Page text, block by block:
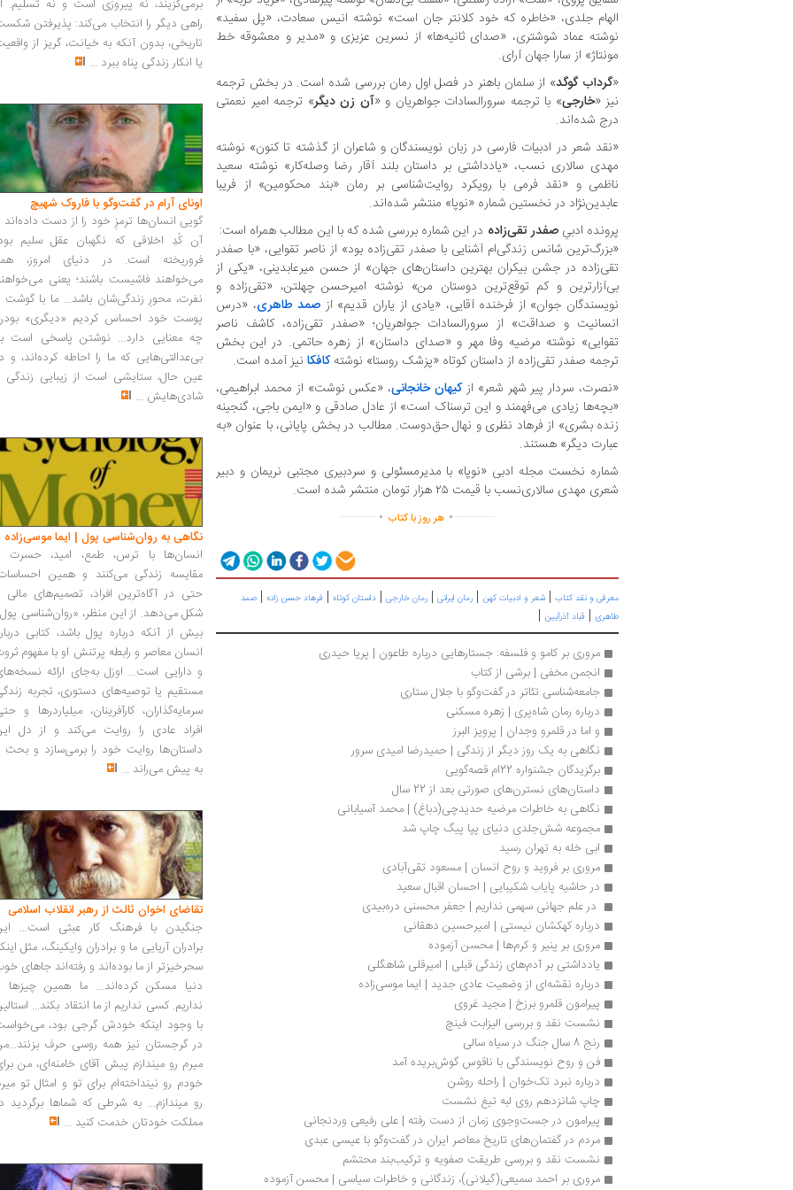
الهام جلدی، «خاطره که خود کلانتر جان است» نوشته انیس سعادت، «پل سفید»
نوشته عماد شوشتری، «صدای ثانیه‌ها» از نسرین عزیزی و «مدیر و معشوقه‌ خط
مونتاژ» از سارا جهان آرای.
«گرداب گوگد» از سلمان باهنر در فصل اول رمان بررسی شده است. در بخش ترجمه
نیز «خارجی» با ترجمه سرورالسادات جواهریان و «آن زن دیگر» ترجمه امیر نعمتی
درج شده‌اند.
«نقد شعر در ادبیات فارسی در زبان نویسندگان و شاعران از گذشته تا کنون» نوشته
مهدی سالاری نسب، «یادداشتی بر داستان بلند آقار رضا وصله‌کار» نوشته سعید
ناظمی و «نقد فرمی با رویکرد روایت‌شناسی بر رمان «بند محکومین» از فریبا
عابدین‌نژاد در نخستین شماره «نوپا» منتشر شده‌اند.
پرونده ادبیِصفدر تقی‌زاده در این شماره بررسی شده که با این مطالب همراه است:
«بزرگ‌ترین شانس زندگی‌ام آشنایی با صفدر تقی‌زاده بود» از ناصر تقوایی، «با صفدر
تقی‌زاده در جشن بیکران بهترین داستان‌های جهان» از حسن میرعابدینی، «یکی از
بی‌آزارترین و کم توقع‌ترین دوستان من» نوشته امیرحسن چهلتن، «تقی‌زاده و
نویسندگان جوان» از فرخنده آقایی، «یادی از یاران قدیم» از صمد طاهری، «درس
انسانیت و صداقت» از سرورالسادات جواهریان؛ «صفدر تقی‌زاده، کاشف ناصر
تقوایی» نوشته مرضیه وفا مهر و «صدای داستان» از زهره حاتمی. در این بخش
ترجمه صفدر تقی‌زاده از داستان کوتاه «پزشک روستا» نوشته کافکا نیز آمده است.
«نصرت، سردار پیر شهر شعر» از کیهان خانجانی، «عکس نوشت» از محمد ابراهیمی،
«بچه‌ها زیادی می‌فهمند و این ترسناک است» از عادل صادقی و «ایمن باجی، گنجینه
زنده بشری» از فرهاد نظری و نهال حق‌دوست. مطالب در بخش پایانی، با عنوان «به
عبارت دیگر» هستند.
شماره نخست مجله ادبی «نوپا» با مدیرمسئولی و سردبیری مجتبی نریمان و دبیر
شعری مهدی سالاری‌نسب با قیمت ۲۵ هزار تومان منتشر شده است.
...............
.هر روز با کتاب .
..............
معرفی و نقد کتاب | شعر و ادبیات کهن | رمان ایرانی | رمان خارجی | داستان کوتاه | فرهاد حسن زاده | صمد
طاهری | قباد آذرآیین |
مروری بر کامو و فلسفه: جستارهایی درباره طاعون | پریا حیدری
انجمن مخفی | برشی از کتاب
جامعه‌شناسی تئاتر در گفت‌وگو با جلال ستاری
درباره رمان شاه‌پری | زهره مسکنی
و اما در قلمرو وجدان | پرویز البرز
نگاهی به یک روز دیگر از زندگی | حمیدرضا امیدی سرور
برگزیدگان جشنواره 22ام قصه‌گویی
داستان‌های نسترن‌های صورتی بعد از 22 سال
نگاهی به خاطرات مرضیه حدیدچی(دباغ) | محمد آسیابانی
مجموعه شش‌جلدی دنیای پپا پیگ چاپ شد
ابی خله به تهران رسید
مروری بر فروید و روح انسان | مسعود تقی‌آبادی
در حاشیه پایاب شکیبایی | احسان اقبال سعید
در علم جهانی سهمی نداریم | جعفر محسنی دره‌بیدی
درباره کهکشان نیستی | امیرحسین دهقانی
مروری بر پنیر و کرم‌ها | محسن آزموده
یادداشتی بر آدم‌های زندگی قبلی | امیرقلی شاهگلی
درباره نقشه‌ای از وضعیت عادی جدید | ایما موسی‌زاده
پیرامون قلمرو برزخ | مجید غروی
نشست نقد و بررسی الیزابت فینچ
رنج‌ 8 سال جنگ در سیاه سالی
فن و روح نویسندگی با ناقوس گوش‌بریده آمد
درباره نبرد تک‌خوان | راحله روشن
چاپ شانزدهم روی لبه تیغ نشست
پیرامون در جست‌وجوی زمان از دست رفته | علی رفیعی وردنجانی
مردم در گفتمان‌های تاریخ معاصر ایران در گفت‌وگو با عیسی عبدی
نشست نقد و بررسی طریقت صفویه و ترکیب‌بند محتشم
مروری بر احمد سمیعی(گیلانی)، زندگانی و خاطرات سیاسی | محسن آزموده
برمی‌گزیند، نه پیروزی است و نه تسلیم.
راهی دیگر را انتخاب می‌کند: پذیرفتن
تاریخی، بدون آنکه به خیانت، گریز از
یا انکار زندگی پناه ببرد ...
اونای آرام در گفت‌وگو با فاروک شهیچ‭
گویی انسان‌ها ترمزِ خود را از دست داده‌اند
آن کُدِ اخلاقی که نگهبان عقل سلیم
فروریخته است. در دنیای امروز،
می‌خواهند فاشیست باشند؛ یعنی
نفرت، محورِ زندگی‌شان باشد... ما با گوشت
پوست خود احساس کردیم «دیگری»
چه معنایی دارد... نوشتن پاسخی است
بی‌عدالتی‌هایی که ما را احاطه کرده‌اند، و
عین حال، ستایشی است از زیبایی زندگی
شادی‌هایش ...
نگاهی به روان‌شناسی پول | ایما موسی‌زاده
انسان‌ها با ترس، طمع، امید، حسرت
مقایسه زندگی می‌کنند و همین
حتی در آگاه‌ترین افراد، تصمیم‌های مالی
شکل می‌دهد. از این منظر، «روان‌شناسی
بیش از آنکه درباره پول باشد، کتابی
انسان معاصر و رابطه پرتنش او با مفهوم
و دارایی است... اوزل به‌جای ارائه
مستقیم یا توصیه‌های دستوری، تجربه
سرمایه‌گذاران، کارآفرینان، میلیاردرها و
افراد عادی را روایت می‌کند و از دل
داستان‌ها روایت خود را برمی‌سازد و بحث
به پیش می‌راند ...
تقاضای اخوان ثالث از رهبر انقلاب اسلامی
جنگیدن با فرهنگ کار عبثی است...
برادران آریایی ما و برادران وایکینگ، مثل
سحرخیزتر از ما بوده‌اند و رفته‌اند جاهای
دنیا مسکن کرده‌اند... ما همین چیزها
نداریم. کسی نداریم از ما انتقاد بکند...
با وجود اینکه خودش گرجی بود،
در گرجستان نیز همه روسی حرف
میرم رو میندازم پیش آقای خامنه‌ای، من
خودم رو نینداخته‌ام برای تو و امثال تو
رو میندازم... به شرطی که شماها برگردید
مملکت خودتان خدمت کنید ...